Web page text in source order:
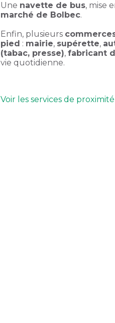
Une navette de bus, mise
marché de Bolbec.
Enfin, plusieurs
pied : mairie, supérette,
(tabac, presse), fabricant
vie quotidienne.
Voir les services de proximité